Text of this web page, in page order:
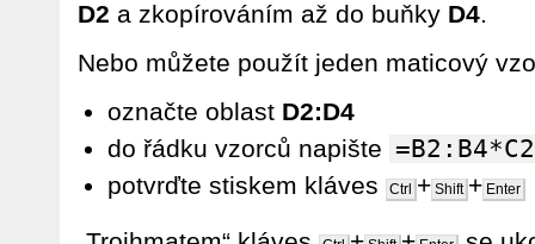
D2 a zkopírováním až do buňky D4.
Nebo můžete použít jeden maticový
označte oblast D2:D4
do řádku vzorců napište
potvrďte stiskem kláves Ctrl + Shift + Enter